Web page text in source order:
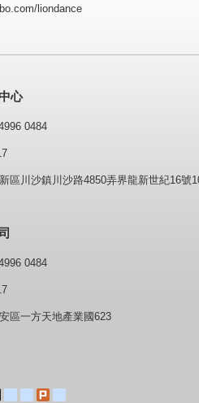
liondance
心
0484
區川沙鎮川沙路4850弄界龍新世紀16號
0484
區一方天地產業國623
diglogfriendfeed